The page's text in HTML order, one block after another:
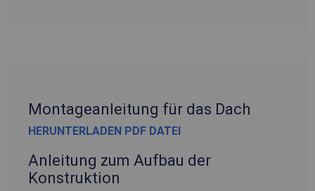
Montageanleitung für das Dach
HERUNTERLADEN PDF DATEI
Anleitung zum Aufbau der
Konstruktion